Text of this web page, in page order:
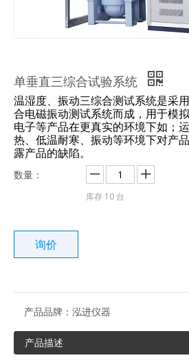
单垂直三综合试验系统
温湿度、振动三综合测试系统是采
合电磁振动测试系统而成，用于模
电子等产品在更真实的环境下如；
热、低温耐寒、振动等环境下对产
露产品的缺陷。
数量：
库存 10 台
询价
产品品牌： 泓进仪器
产品描述